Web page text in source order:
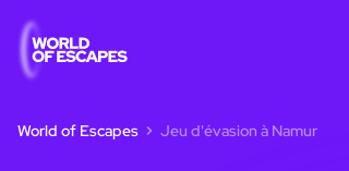
World of Escapes Jeu d'évasion à Namur